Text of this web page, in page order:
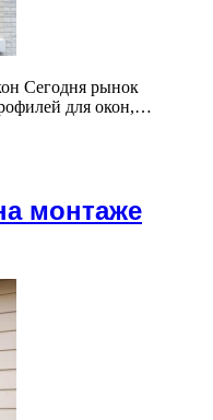
Сегодня рынок
для окон,…
монтаже